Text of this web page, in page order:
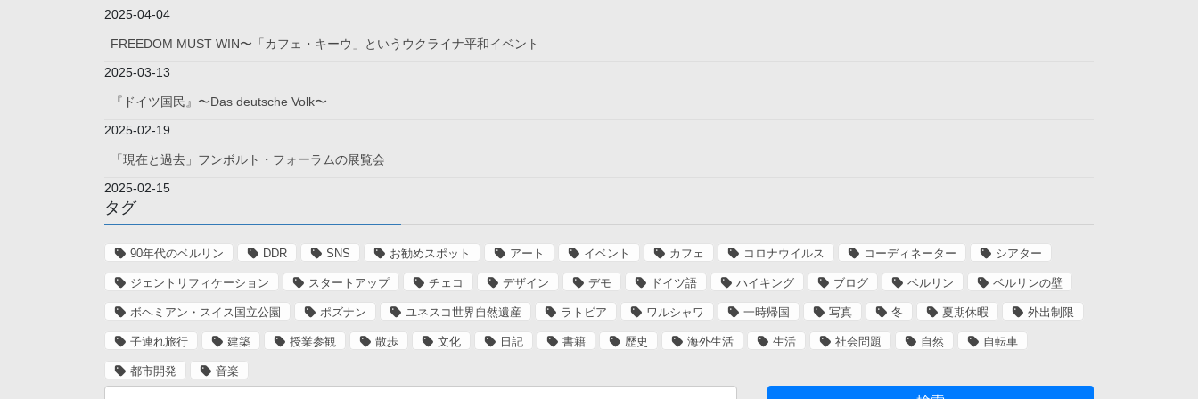
2025-04-04
FREEDOM MUST WIN〜「カフェ・キーウ」というウクライナ平和イベント
2025-03-13
『ドイツ国民』〜Das deutsche Volk〜
2025-02-19
「現在と過去」フンボルト・フォーラムの展覧会
2025-02-15
タグ
90年代のベルリン DDR SNS お勧めスポット アート イベント カフェ コロナウイルス コーディネーター シアター
ジェントリフィケーション スタートアップ チェコ デザイン デモ ドイツ語 ハイキング ブログ ベルリン ベルリンの壁
ボヘミアン・スイス国立公園 ポズナン ユネスコ世界自然遺産 ラトビア ワルシャワ 一時帰国 写真 冬 夏期休暇 外出制限
子連れ旅行 建築 授業参観 散歩 文化 日記 書籍 歴史 海外生活 生活 社会問題 自然 自転車
都市開発 音楽